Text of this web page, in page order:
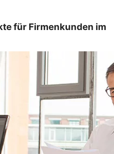
für Firmenkunden im